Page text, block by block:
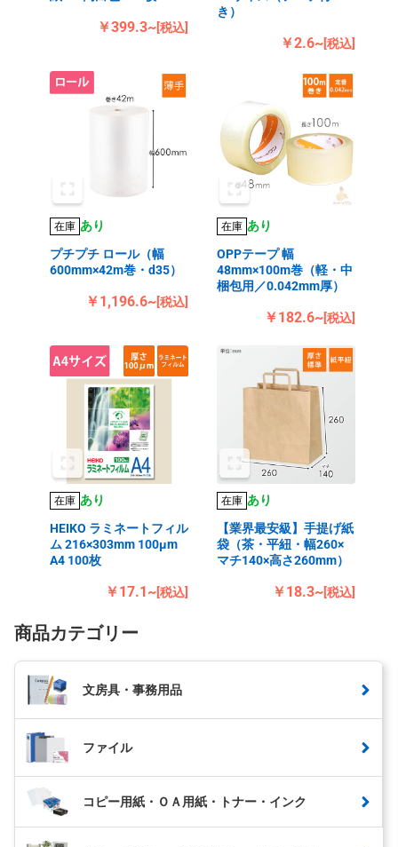
￥399.3~[税込]
き）
￥2.6~[税込]
在庫 あり
プチプチ ロール（幅
600mm×42m巻・d35）
￥1,196.6~[税込]
在庫 あり
OPPテープ 幅
48mm×100m巻（軽・中
梱包用／0.042mm厚）
￥182.6~[税込]
在庫 あり
HEIKO ラミネートフィル
ム 216×303mm 100μm
A4 100枚
￥17.1~[税込]
在庫 あり
【業界最安級】手提げ紙
袋（茶・平紐・幅260×
マチ140×高さ260mm）
￥18.3~[税込]
商品カテゴリー
文房具・事務用品
ファイル
コピー用紙・ＯＡ用紙・トナー・インク